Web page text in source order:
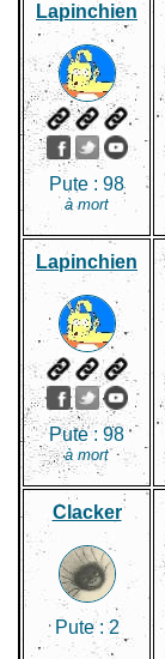
Lapinchien
Pute : 98
à mort
Lapinchien
Pute : 98
à mort
Clacker
Pute : 2